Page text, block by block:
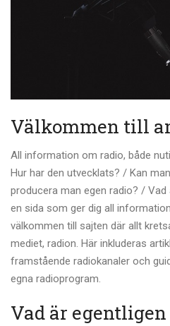
Välkommen till
All information om radio, både
Hur har den utvecklats? / Kan
producera man egen radio? /
en sida som ger dig all
välkommen till sajten där allt
mediet, radion. Här inkluderas
framstående radiokanaler och
egna radioprogram.
Vad är